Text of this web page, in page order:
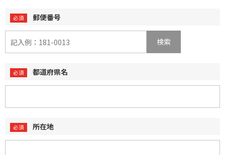
郵便番号
検索
都道府県名
所在地